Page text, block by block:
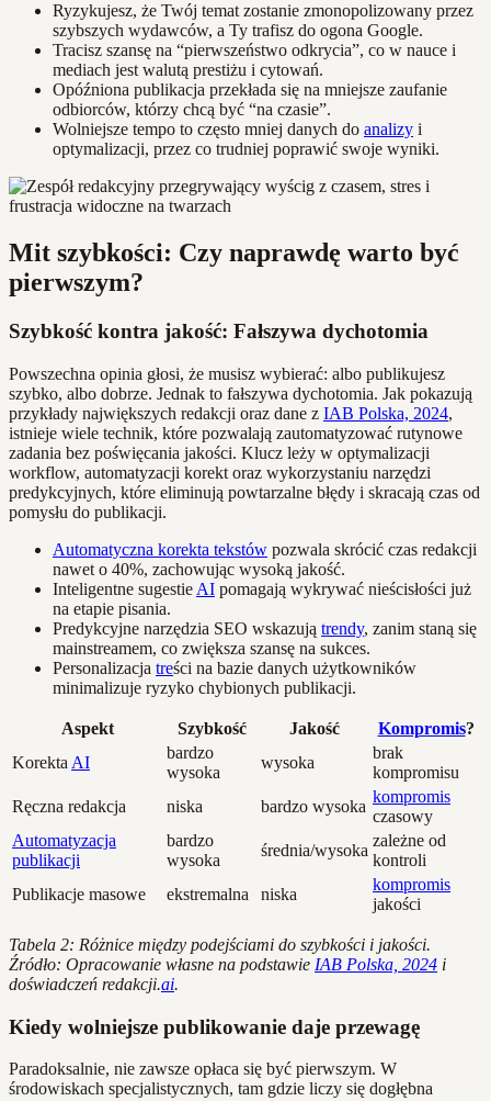
Ryzykujesz, że Twój temat zostanie zmonopolizowany przez
szybszych wydawców, a Ty trafisz do ogona Google.
Tracisz szansę na “pierwszeństwo odkrycia”, co w nauce i
mediach jest walutą prestiżu i cytowań.
Opóźniona publikacja przekłada się na mniejsze zaufanie
odbiorców, którzy chcą być “na czasie”.
Wolniejsze tempo to często mniej danych do analizy i
optymalizacji, przez co trudniej poprawić swoje wyniki.
Mit szybkości: Czy naprawdę warto być
pierwszym?
Szybkość kontra jakość: Fałszywa dychotomia
Powszechna opinia głosi, że musisz wybierać: albo publikujesz
szybko, albo dobrze. Jednak to fałszywa dychotomia. Jak pokazują
przykłady największych redakcji oraz dane z IAB Polska, 2024,
istnieje wiele technik, które pozwalają zautomatyzować rutynowe
zadania bez poświęcania jakości. Klucz leży w optymalizacji
workflow, automatyzacji korekt oraz wykorzystaniu narzędzi
predykcyjnych, które eliminują powtarzalne błędy i skracają czas od
pomysłu do publikacji.
Automatyczna korekta tekstów pozwala skrócić czas redakcji
nawet o 40%, zachowując wysoką jakość.
Inteligentne sugestie AI pomagają wykrywać nieścisłości już
na etapie pisania.
Predykcyjne narzędzia SEO wskazują trendy, zanim staną się
mainstreamem, co zwiększa szansę na sukces.
Personalizacja treści na bazie danych użytkowników
minimalizuje ryzyko chybionych publikacji.
Aspekt Szybkość Jakość Kompromis?
Korekta AI
bardzo
wysoka
wysoka
brak
kompromisu
Ręczna redakcja
niska bardzo wysoka
kompromis
czasowy
Automatyzacja
publikacji
bardzo
wysoka
średnia/wysoka
zależne od
kontroli
Publikacje masowe
ekstremalna niska
kompromis
jakości
Tabela 2: Różnice między podejściami do szybkości i jakości.
Źródło: Opracowanie własne na podstawie IAB Polska, 2024 i
doświadczeń redakcji.ai.
Kiedy wolniejsze publikowanie daje przewagę
Paradoksalnie, nie zawsze opłaca się być pierwszym. W
środowiskach specjalistycznych, tam gdzie liczy się dogłębna